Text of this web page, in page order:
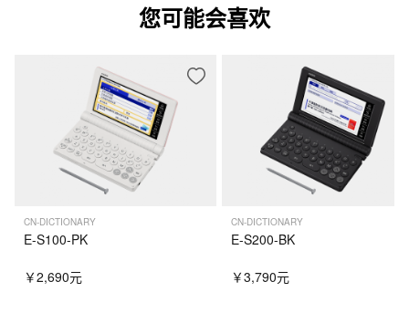
您可能会喜欢
CN-DICTIONARY
E-S100-PK
￥2,690元
CN-DICTIONARY
E-S200-BK
￥3,790元